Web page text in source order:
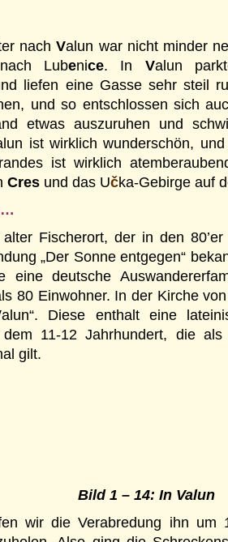
nachValun war nicht minder
Lubenice. In Valun
liefen eine Gasse sehr steil
und so entschlossen sich
etwas auszuruhen und
ist wirklich wunderschön,
ist wirklich
Cres und das Učka-Gebirge auf
Fischerort, der in den
„Der Sonne entgegen“
eine deutsche
80 Einwohner. In der Kirche
alun“. Diese enthalt eine
11-12 Jahrhundert, die
gilt.
Bild 1 – 14: In Valun
wir die Verabredung ihn um